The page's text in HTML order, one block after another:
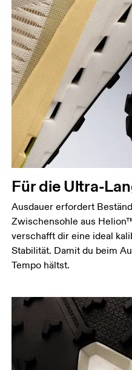
Für die Ultra-
Ausdauer erfordert
Zwischensohle aus
verschafft dir eine ideal
Stabilität. Damit du beim
Tempo hältst.